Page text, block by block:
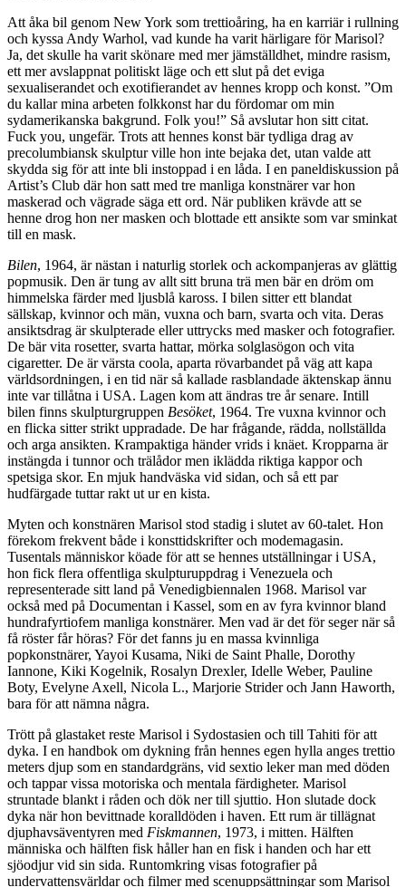
Att åka bil genom New York som trettioåring, ha en karriär i rullning
och kyssa Andy Warhol, vad kunde ha varit härligare för Marisol?
Ja, det skulle ha varit skönare med mer jämställdhet, mindre rasism,
ett mer avslappnat politiskt läge och ett slut på det eviga
sexualiserandet och exotifierandet av hennes kropp och konst. ”Om
du kallar mina arbeten folkkonst har du fördomar om min
sydamerikanska bakgrund. Folk you!” Så avslutar hon sitt citat.
Fuck you, ungefär. Trots att hennes konst bär tydliga drag av
precolumbiansk skulptur ville hon inte bejaka det, utan valde att
skydda sig för att inte bli instoppad i en låda. I en paneldiskussion på
Artist’s Club där hon satt med tre manliga konstnärer var hon
maskerad och vägrade säga ett ord. När publiken krävde att se
henne drog hon ner masken och blottade ett ansikte som var sminkat
till en mask.
Bilen, 1964, är nästan i naturlig storlek och ackompanjeras av glättig
popmusik. Den är tung av allt sitt bruna trä men bär en dröm om
himmelska färder med ljusblå kaross. I bilen sitter ett blandat
sällskap, kvinnor och män, vuxna och barn, svarta och vita. Deras
ansiktsdrag är skulpterade eller uttrycks med masker och fotografier.
De bär vita rosetter, svarta hattar, mörka solglasögon och vita
cigaretter. De är värsta coola, aparta rövarbandet på väg att kapa
världsordningen, i en tid när så kallade rasblandade äktenskap ännu
inte var tillåtna i USA. Lagen kom att ändras tre år senare. Intill
bilen finns skulpturgruppen Besöket, 1964. Tre vuxna kvinnor och
en flicka sitter strikt uppradade. De har frågande, rädda, nollställda
och arga ansikten. Krampaktiga händer vrids i knäet. Kropparna är
instängda i tunnor och trälådor men iklädda riktiga kappor och
spetsiga skor. En mjuk handväska vid sidan, och så ett par
hudfärgade tuttar rakt ut ur en kista.
Myten och konstnären Marisol stod stadig i slutet av 60-talet. Hon
förekom frekvent både i konsttidskrifter och modemagasin.
Tusentals människor köade för att se hennes utställningar i USA,
hon fick flera offentliga skulpturuppdrag i Venezuela och
representerade sitt land på Venedigbiennalen 1968. Marisol var
också med på Documentan i Kassel, som en av fyra kvinnor bland
hundrafyrtiofem manliga konstnärer. Men vad är det för seger när så
få röster får höras? För det fanns ju en massa kvinnliga
popkonstnärer, Yayoi Kusama, Niki de Saint Phalle, Dorothy
Iannone, Kiki Kogelnik, Rosalyn Drexler, Idelle Weber, Pauline
Boty, Evelyne Axell, Nicola L., Marjorie Strider och Jann Haworth,
bara för att nämna några.
Trött på glastaket reste Marisol i Sydostasien och till Tahiti för att
dyka. I en handbok om dykning från hennes egen hylla anges trettio
meters djup som en standardgräns, vid sextio leker man med döden
och tappar vissa motoriska och mentala färdigheter. Marisol
struntade blankt i råden och dök ner till sjuttio. Hon slutade dock
dyka när hon bevittnade koralldöden i haven. Ett rum är tillägnat
djuphavsäventyren med Fiskmannen, 1973, i mitten. Hälften
människa och hälften fisk håller han en fisk i handen och har ett
sjöodjur vid sin sida. Runtomkring visas fotografier på
undervattensvärldar och filmer med scenuppsättningar som Marisol